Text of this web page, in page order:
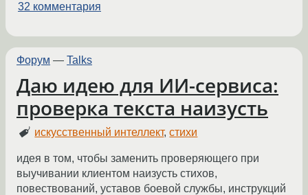
32 комментария
Форум — Talks
Даю идею для ИИ-сервиса:
проверка текста наизусть
искусственный интеллект,стихи
идея в том, чтобы заменить проверяющего при
выучивании клиентом наизусть стихов,
повествований, уставов боевой службы, инструкций